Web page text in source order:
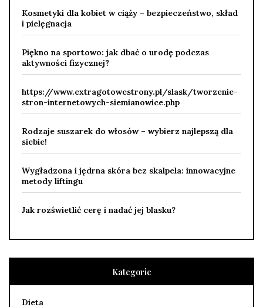
Kosmetyki dla kobiet w ciąży – bezpieczeństwo, skład
i pielęgnacja
Piękno na sportowo: jak dbać o urodę podczas
aktywności fizycznej?
https://www.extragotowestrony.pl/slask/tworzenie-
stron-internetowych-siemianowice.php
Rodzaje suszarek do włosów – wybierz najlepszą dla
siebie!
Wygładzona i jędrna skóra bez skalpela: innowacyjne
metody liftingu
Jak rozświetlić cerę i nadać jej blasku?
Kategorie
Dieta